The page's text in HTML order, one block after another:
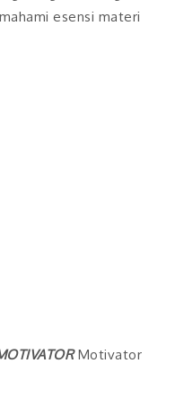
esensi materi
Motivator